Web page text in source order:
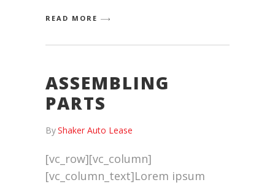
READ MORE
ASSEMBLING
PARTS
ByShaker Auto Lease
[vc_row][vc_column]
[vc_column_text]Lorem ipsum